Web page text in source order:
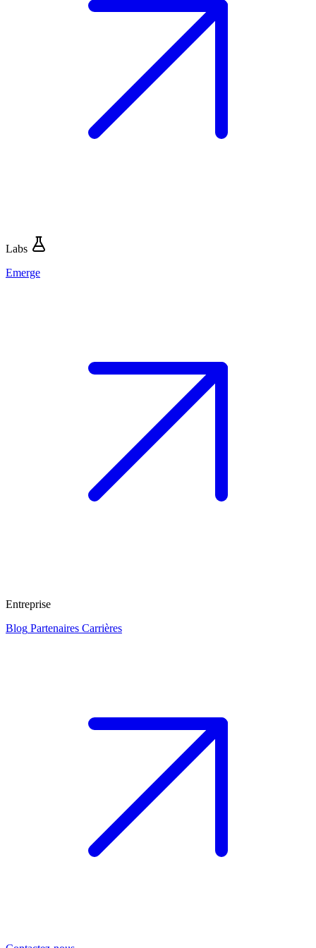
Labs
Emerge
Entreprise
Blog Partenaires Carrières